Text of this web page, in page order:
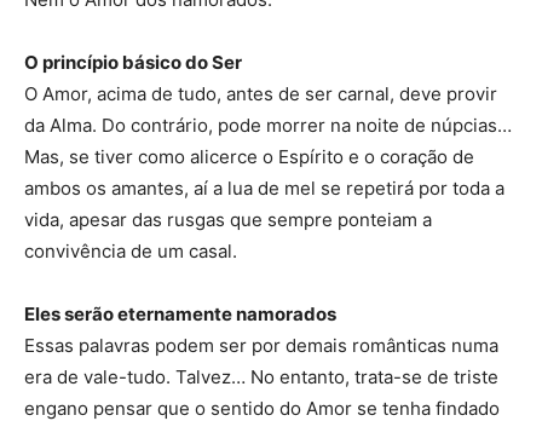
O princípio básico do Ser
O Amor, acima de tudo, antes de ser carnal, deve provir
da Alma. Do contrário, pode morrer na noite de núpcias…
Mas, se tiver como alicerce o Espírito e o coração de
ambos os amantes, aí a lua de mel se repetirá por toda a
vida, apesar das rusgas que sempre ponteiam a
convivência de um casal.
Eles serão eternamente namorados
Essas palavras podem ser por demais românticas numa
era de vale-tudo. Talvez… No entanto, trata-se de triste
engano pensar que o sentido do Amor se tenha findado